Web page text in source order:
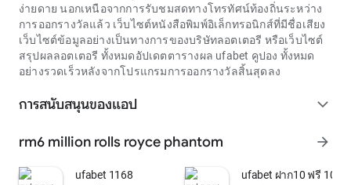
ง่ายดาย นอกเหนือจากการรับชมสดทางโทรทัศน์ท้องถิ่นระหว่าง
การออกรางวัลแล้ว เว็บไซต์หนังสือพิมพ์อิเล็กทรอนิกส์ที่มีชื่อเสียง
เว็บไซต์ข้อมูลอย่างเป็นทางการของบริษัทลอตเตอรี หรือเว็บไซต์
สรุปผลลอตเตอรี ทั้งหมดอัปเดตตารางผล ufabet คูปอง ทั้งหมด
อย่างรวดเร็วหลังจากโปรแกรมการออกรางวัลสิ้นสุดลง
การสนับสนุนของแอป expand_more
rm6 million rolls royce phantom arrow_forward
ufabet 1168 ufabet ฝาก10 ฟรี 100